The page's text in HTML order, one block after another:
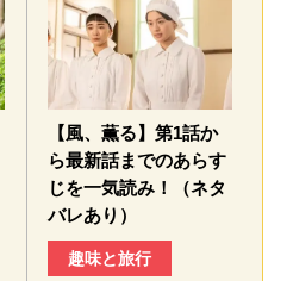
【風、薫る】第1話か
ら最新話までのあらす
じを一気読み！（ネタ
バレあり）
趣味と旅行